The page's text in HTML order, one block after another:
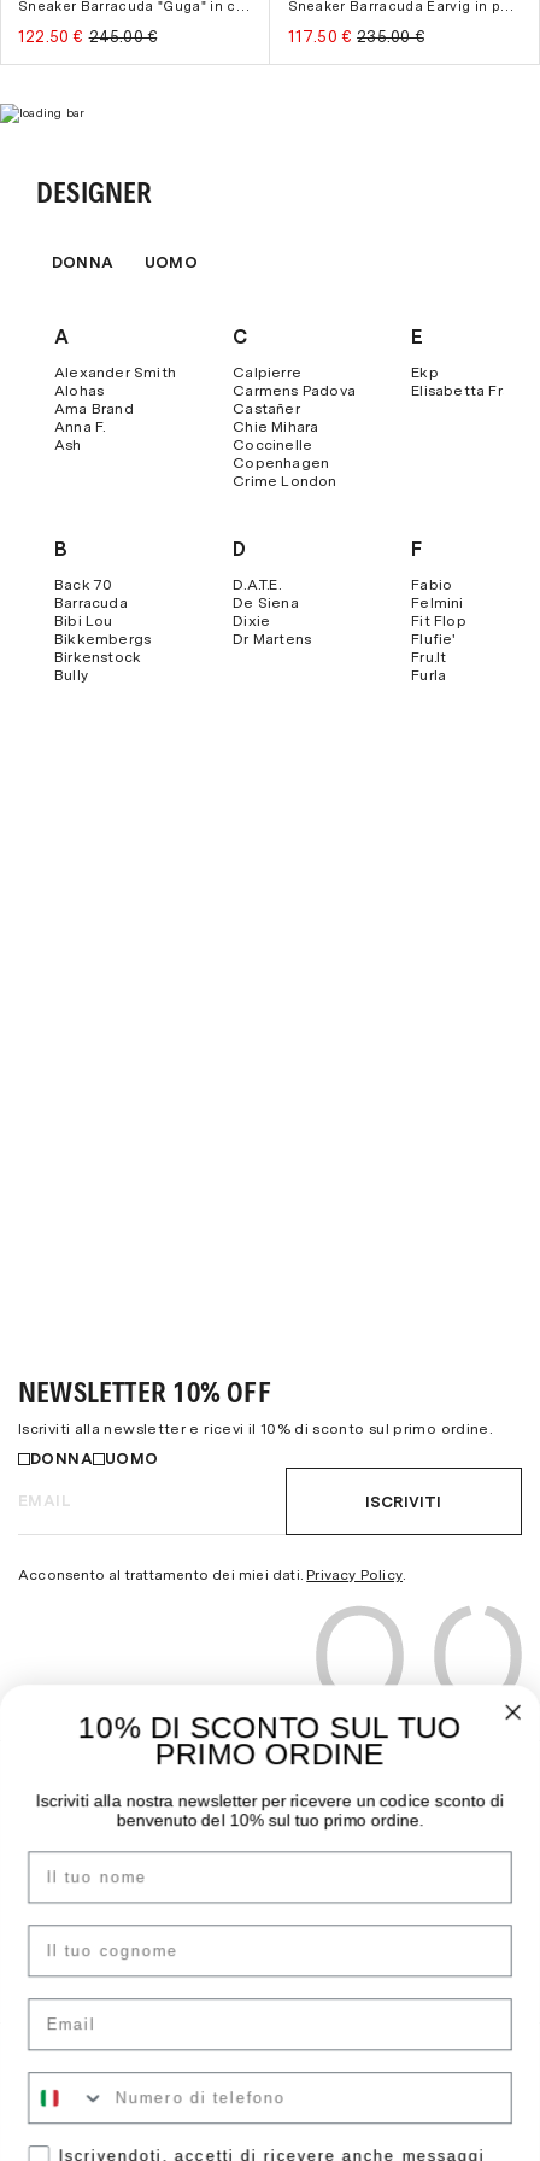
Sneaker Barracuda "Guga" in camoscio e velluto
122.50 € 245.00 €
Sneaker Barracuda Earvig in pelle stampata
117.50 € 235.00 €
DESIGNER
DONNA UOMO
A
Alexander Smith
Alohas
Ama Brand
Anna F.
Ash
B
Back 70
Barracuda
Bibi Lou
Bikkembergs
Birkenstock
Bully
C
Calpierre
Carmens Padova
Castañer
Chie Mihara
Coccinelle
Copenhagen
Crime London
D
D.a.t.e.
De Siena
Dixie
Dr Martens
E
Ekp
Elisabetta Franchi
F
Fabio
Felmini
Fit Flop
Flufie'
Fru.it
Furla
NEWSLETTER 10% OFF
Iscriviti alla newsletter e ricevi il 10% di sconto sul primo ordine.
DONNA
UOMO
ISCRIVITI
Acconsento al trattamento dei miei dati. Privacy Policy.
THE MOODER
I negozi
Contatti
Instagram
Facebook
GUIDA ALL’ACQUISTO
Pagamenti
Sostituzioni e Resi
Guida Taglie
ACCOUNT
Crea account
LEGAL AREA
Informazioni Legali
10% DI SCONTO SUL TUO
PRIMO ORDINE
Iscriviti alla nostra newsletter per ricevere un codice sconto di
benvenuto del 10% sul tuo primo ordine.
Nome
cognome
Email
Il tuo numero
Accetta
Iscrivendoti, accetti di ricevere anche messaggi